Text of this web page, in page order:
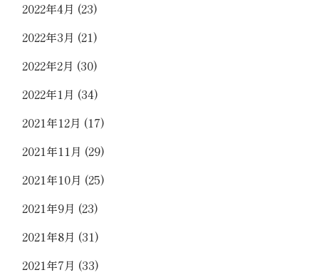
2022年4月 (23)
2022年3月 (21)
2022年2月 (30)
2022年1月 (34)
2021年12月 (17)
2021年11月 (29)
2021年10月 (25)
2021年9月 (23)
2021年8月 (31)
2021年7月 (33)